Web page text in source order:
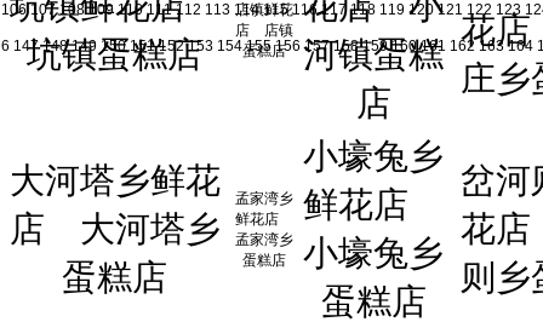
106 107 108 109 110 111 112 113 114 115 116 117 118 119 120 121 122 123
6 147 148 149 150 151 152 153 154 155 156 157 158 159 160 161 162 163 164
坑镇蛋糕店
店镇鲜花
店
店镇
蛋糕店
河镇蛋糕
店
花店
庄乡
大河塔乡鲜花
店
大河塔乡
蛋糕店
孟家湾乡
鲜花店
孟家湾乡
蛋糕店
小壕兔乡
鲜花店
小壕兔乡
蛋糕店
岔河
花店
则乡